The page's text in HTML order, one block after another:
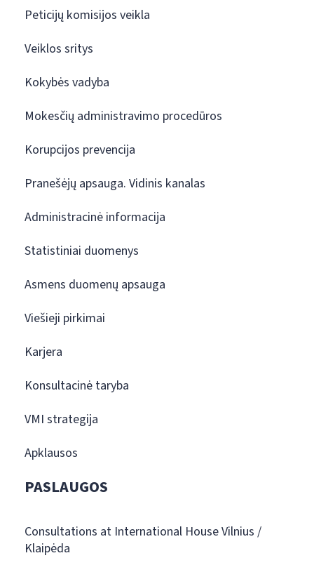
Peticijų komisijos veikla
Veiklos sritys
Kokybės vadyba
Mokesčių administravimo procedūros
Korupcijos prevencija
Pranešėjų apsauga. Vidinis kanalas
Administracinė informacija
Statistiniai duomenys
Asmens duomenų apsauga
Viešieji pirkimai
Karjera
Konsultacinė taryba
VMI strategija
Apklausos
PASLAUGOS
Consultations at International House Vilnius /
Klaipėda